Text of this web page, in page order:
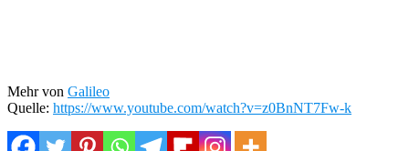
Mehr von Galileo
Quelle: https://www.youtube.com/watch?v=z0BnNT7Fw-k